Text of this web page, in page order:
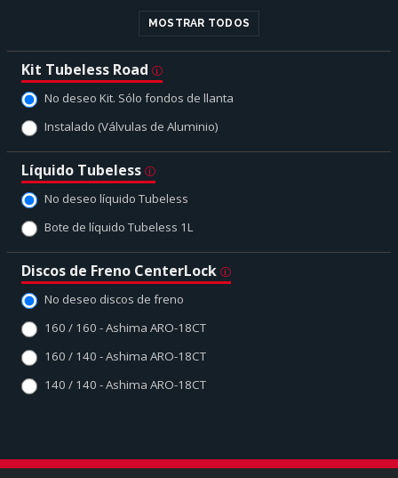
MOSTRAR TODOS
Kit Tubeless Road
No deseo Kit. Sólo fondos de llanta
Instalado (Válvulas de Aluminio)
Líquido Tubeless
No deseo líquido Tubeless
Bote de líquido Tubeless 1L
Discos de Freno CenterLock
No deseo discos de freno
160 / 160 - Ashima ARO-18CT
160 / 140 - Ashima ARO-18CT
140 / 140 - Ashima ARO-18CT